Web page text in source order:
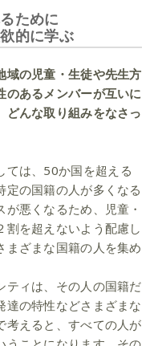
ために
的に学ぶ
の児童・生徒や先生方
のあるメンバーが互いに
どんな取り組みをなさっ
ては、50か国を超える
定の国籍の人が多くなる
悪くなるため、児童・
を超えないよう配慮し
まざまな国籍の人を集め
ティは、その人の国籍だ
達の特性などさまざまな
考えると、すべての人が